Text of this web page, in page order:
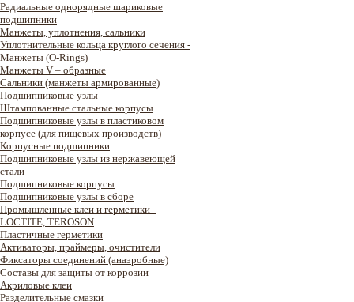
Радиальные однорядные шариковые
подшипники
Манжеты, уплотнения, сальники
Уплотнительные кольца круглого сечения -
Манжеты (O-Rings)
Манжеты V – образные
Сальники (манжеты армированные)
Подшипниковые узлы
Штампованные стальные корпусы
Подшипниковые узлы в пластиковом
корпусе (для пищевых производств)
Корпусные подшипники
Подшипниковые узлы из нержавеющей
стали
Подшипниковые корпусы
Подшипниковые узлы в сборе
Промышленные клеи и герметики -
LOCTITE, TEROSON
Пластичные герметики
Активаторы, праймеры, очистители
Фиксаторы соединений (анаэробные)
Составы для защиты от коррозии
Акриловые клеи
Разделительные смазки